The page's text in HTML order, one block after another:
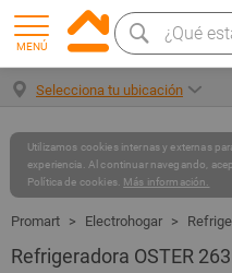
MENÚ
Selecciona tu ubicación
Utilizamos cookies internas y externas
experiencia. Al continuar navegando,
Política de cookies. Más información.
Electrohogar
Refrigeradora OSTER